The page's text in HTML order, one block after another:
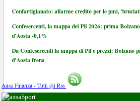
Confartigianato: allarme credito per le pmi,
Confesercenti, la mappa del Pil 2026: prima
d'Aosta -0,1%
Da Confesercenti la mappa di Pil e prezzi: Bolzano
d'Aosta frena
Ansa Finanza - Tutti gli Rss
Sport